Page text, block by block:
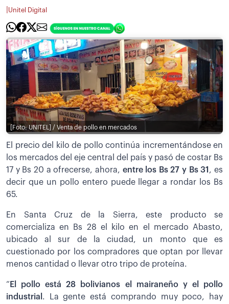
Unitel Digital
[Foto: UNITEL] / Venta de pollo en mercados
El precio del kilo de pollo continúa incrementándose en
los mercados del eje central del país y pasó de costar Bs
17 y Bs 20 a ofrecerse, ahora, entre los Bs 27 y Bs 31 , es
decir que un pollo entero puede llegar a rondar los Bs
65.
En Santa Cruz de la Sierra, este producto se
comercializa en Bs 28 el kilo en el mercado Abasto,
ubicado al sur de la ciudad, un monto que es
cuestionado por los compradores que optan por llevar
menos cantidad o llevar otro tripo de proteína.
“ El pollo está 28 bolivianos el mairaneño y el pollo
industrial . La gente está comprando muy poco, hay